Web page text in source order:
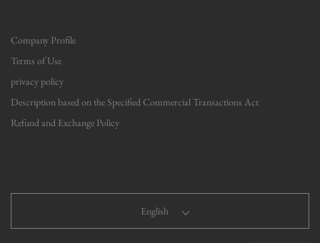
Company Profile
Terms of Use
privacy policy
Description based on the Specified Commercial Transactions Act
Refund and Exchange Policy
English